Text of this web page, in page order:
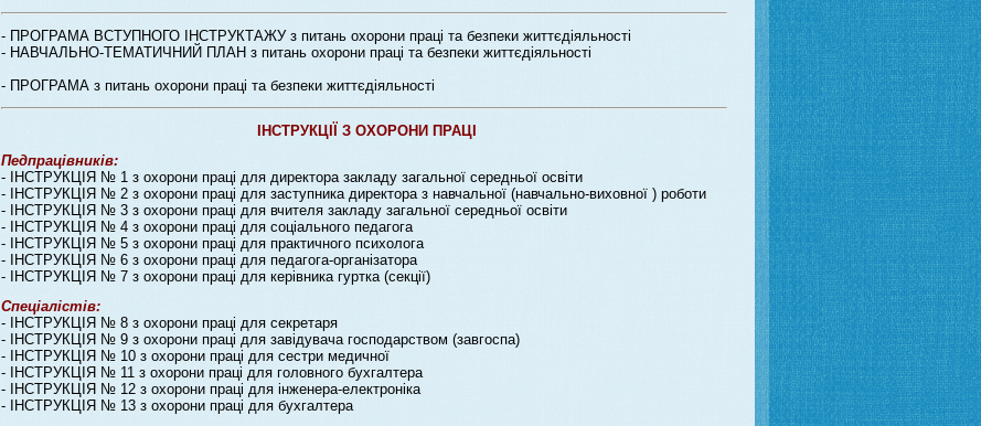
- ПРОГРАМА ВСТУПНОГО ІНСТРУКТАЖУ з питань охорони праці та безпеки життєдіяльності
- НАВЧАЛЬНО-ТЕМАТИЧНИЙ ПЛАН з питань охорони праці та безпеки життєдіяльності
- ПРОГРАМА з питань охорони праці та безпеки життєдіяльності
ІНСТРУКЦІЇ З ОХОРОНИ ПРАЦІ
Педпрацівників:
- ІНСТРУКЦІЯ № 1 з охорони праці для директора закладу загальної середньої освіти
- ІНСТРУКЦІЯ № 2 з охорони праці для заступника директора з навчальної (навчально-виховної ) роботи
- ІНСТРУКЦІЯ № 3 з охорони праці для вчителя закладу загальної середньої освіти
- ІНСТРУКЦІЯ № 4 з охорони праці для соціального педагога
- ІНСТРУКЦІЯ № 5 з охорони праці для практичного психолога
- ІНСТРУКЦІЯ № 6 з охорони праці для педагога-організатора
- ІНСТРУКЦІЯ № 7 з охорони праці для керівника гуртка (секції)
Спеціалістів:
- ІНСТРУКЦІЯ № 8 з охорони праці для секретаря
- ІНСТРУКЦІЯ № 9 з охорони праці для завідувача господарством (завгоспа)
- ІНСТРУКЦІЯ № 10 з охорони праці для сестри медичної
- ІНСТРУКЦІЯ № 11 з охорони праці для головного бухгалтера
- ІНСТРУКЦІЯ № 12 з охорони праці для інженера-електроніка
- ІНСТРУКЦІЯ № 13 з охорони праці для бухгалтера